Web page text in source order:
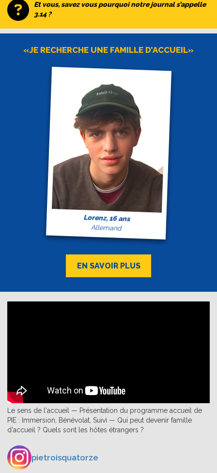
Et vous, savez vous pourquoi notre journal s’appelle
3.14 ?
«JE RECHERCHE UNE FAMILLE D’ACCUEIL»
Lorenz, 16 ans
Allemand
EN SAVOIR PLUS
Le sens de l'accueil — Présentation du programme accueil de
PIE : Immersion, Bénévolat, Suivi — Qui peut devenir famille
d'accueil ? Quels sont les hôtes étrangers ?
pietroisquatorze